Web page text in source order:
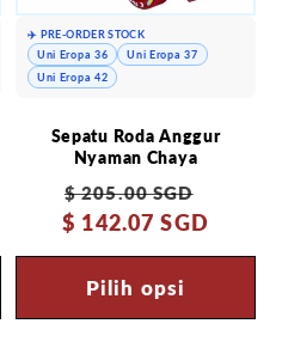
Sepatu Roda Anggur
Nyaman Chaya
Harga
reguler
$ 205.00 SGD
obral
$ 142.07 SGD
Pilih opsi
✈️ PRE-ORDER STOCK
Uni Eropa 36
Uni Eropa 37
Uni Eropa 42